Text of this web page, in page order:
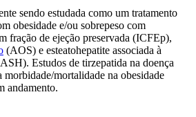
sendo estudada como um tratamento
obesidade e/ou sobrepeso com
fração de ejeção preservada (ICFEp),
(AOS) e esteatohepatite associada à
Estudos de tirzepatida na doença
mortalidade na obesidade
andamento.